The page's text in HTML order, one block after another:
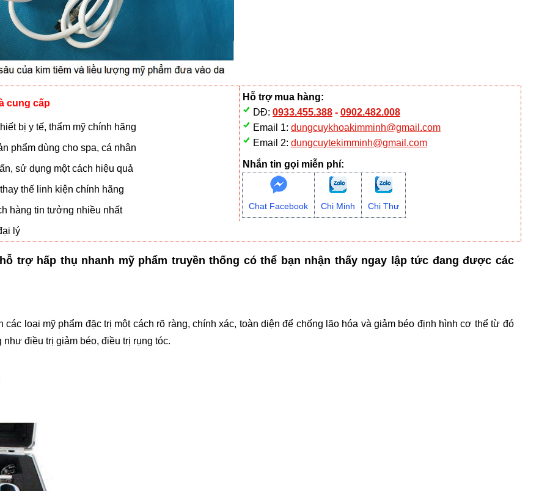
Hỗ trợ mua hàng:
DĐ: 0933.455.388 - 0902.482.008
Email 1: dungcuykhoakimminh@gmail.com
Email 2: dungcuytekimminh@gmail.com
Nhắn tin gọi miễn phí:
Chat Facebook Chị Minh Chị Thư
cung cấp
bị y tế, thẩm mỹ chính hãng
phẩm dùng cho spa, cá nhân
sử dụng một cách hiệu quả
thế linh kiện chính hãng
hàng tin tưởng nhiều nhất
lý
trợ hấp thụ nhanh mỹ phẩm truyền thống có thể bạn nhận thấy ngay lập tức đang được các
loại mỹ phẩm đặc trị một cách rõ ràng, chính xác, toàn diện để chống lão hóa và giảm béo định hình cơ thể từ đó
điều trị giảm béo, điều trị rụng tóc.